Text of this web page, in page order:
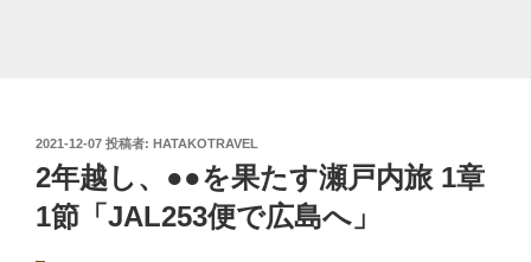
投
日:
2021-12-07 投稿者: HATAKOTRAVEL
2年越し、●●を果たす瀬戸内旅 1章
1節「JAL253便で広島へ」